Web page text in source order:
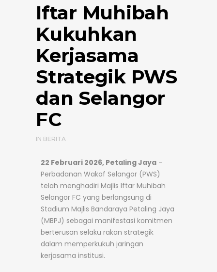
Iftar Muhibah
Kukuhkan
Kerjasama
Strategik PWS
dan Selangor
FC
IN BERITA
22 Februari 2026, Petaling Jaya –
Perbadanan Wakaf Selangor (PWS)
telah menghadiri Majlis Iftar Muhibah
Selangor FC yang berlangsung di
Stadium Majlis Bandaraya Petaling Jaya
(MBPJ) sebagai manifestasi komitmen
berterusan selaku rakan strategik
dalam memperkukuh jaringan
kerjasama institusi.